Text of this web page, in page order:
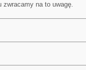
na to uwagę.